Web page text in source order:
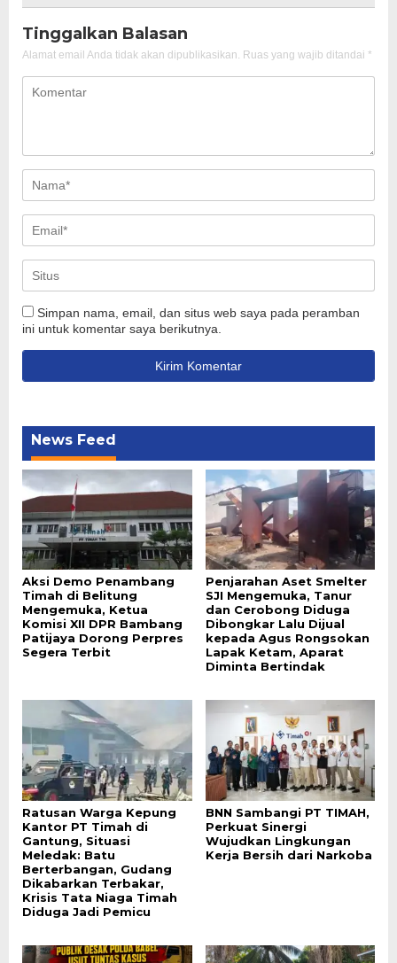
Tinggalkan Balasan
Alamat email Anda tidak akan dipublikasikan. Ruas yang wajib ditandai *
Simpan nama, email, dan situs web saya pada peramban
ini untuk komentar saya berikutnya.
News Feed
Aksi Demo Penambang
Timah di Belitung
Mengemuka, Ketua
Komisi XII DPR Bambang
Patijaya Dorong Perpres
Segera Terbit
Penjarahan Aset Smelter
SJI Mengemuka, Tanur
dan Cerobong Diduga
Dibongkar Lalu Dijual
kepada Agus Rongsokan
Lapak Ketam, Aparat
Diminta Bertindak
Ratusan Warga Kepung
Kantor PT Timah di
Gantung, Situasi
Meledak: Batu
Berterbangan, Gudang
Dikabarkan Terbakar,
Krisis Tata Niaga Timah
Diduga Jadi Pemicu
BNN Sambangi PT TIMAH,
Perkuat Sinergi
Wujudkan Lingkungan
Kerja Bersih dari Narkoba